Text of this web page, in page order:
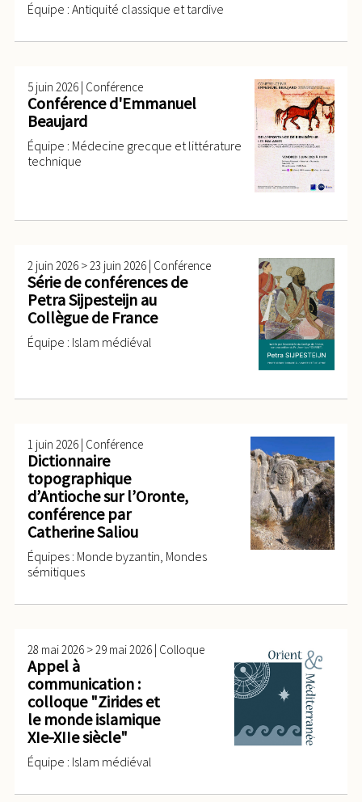
Équipe : Antiquité classique et tardive
5 juin 2026 | Conférence
Conférence d'Emmanuel
Beaujard
Équipe : Médecine grecque et littérature
technique
2 juin 2026 >23 juin 2026 | Conférence
Série de conférences de
Petra Sijpesteijn au
Collègue de France
Équipe : Islam médiéval
1 juin 2026 | Conférence
Dictionnaire
topographique
d’Antioche sur l’Oronte,
conférence par
Catherine Saliou
Équipes : Monde byzantin, Mondes
sémitiques
28 mai 2026 >29 mai 2026 | Colloque
Appel à
communication :
colloque "Zirides et
le monde islamique
XIe-XIIe siècle"
Équipe : Islam médiéval